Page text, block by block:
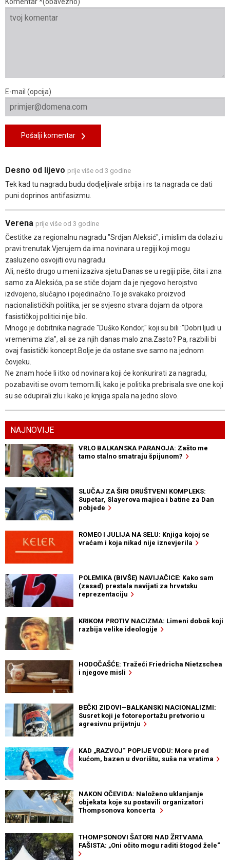
Komentar *(obavezno)
E-mail (opcija)
Pošalji komentar
Desno od lijevo prije više od 3 godine
Tek kad tu nagradu budu dodjeljivale srbija i rs ta nagrada ce dati
puni doprinos antifasizmu.
Verena prije više od 3 godine
Čestitke za regionalnu nagradu "Srdjan Aleksić", i mislim da dolazi u
pravi trenutak.Vjerujem da ima novinara u regiji koji mogu
zasluzeno osvojiti ovu nagradu.
Ali, nešto drugo u meni izaziva sjetu.Danas se u regiji piše, čita i zna
samo za Aleksića, pa se stiče dojam da je njegovo herojstvo
izdvojeno, slučajno i pojedinačno.To je svakako proizvod
nacionalističkih politika, jer se svjesno stvara dojam da otpora
fasističkoj politici nije bilo.
Mnogo je dobitnika nagrade "Duško Kondor," koji su bili :"Dobri ljudi u
vremenima zla", ali se za njih danas malo zna.Zasto? Pa, razbili bi
ovaj fasistički koncept.Bolje je da ostane sve samo na jednom
čovjeku.
Ne znam hoće li itko od novinara koji će konkurirati za nagradu,
pozabaviti se ovom temom.Ili, kako je politika prebrisala sve one koji
su se odupirali zlu i kako je knjiga spala na jedno slovo.
NAJNOVIJE
VRLO BALKANSKA PARANOJA: Zašto me
tamo stalno smatraju špijunom?
SLUČAJ ZA ŠIRI DRUŠTVENI KOMPLEKS:
Supetar, Slayerova majica i batine za Dan
pobjede
ROMEO I JULIJA NA SELU: Knjiga kojoj se
vraćam i koja nikad nije iznevjerila
POLEMIKA (BIVŠE) NAVIJAČICE: Kako sam
(zasad) prestala navijati za hrvatsku
reprezentaciju
KRIKOM PROTIV NACIZMA: Limeni doboš koji
razbija velike ideologije
HODOČAŠĆE: Tražeći Friedricha Nietzschea
i njegove misli
BEČKI ZIDOVI–BALKANSKI NACIONALIZMI:
Susret koji je fotoreportažu pretvorio u
agresivnu prijetnju
KAD „RAZVOJ“ POPIJE VODU: More pred
kućom, bazen u dvorištu, suša na vratima
NAKON OČEVIDA: Naloženo uklanjanje
objekata koje su postavili organizatori
Thompsonova koncerta
THOMPSONOVI ŠATORI NAD ŽRTVAMA
FAŠISTA: „Oni očito mogu raditi štogod žele“